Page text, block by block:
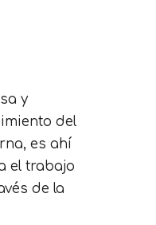
y
del
es ahí
el trabajo
de la